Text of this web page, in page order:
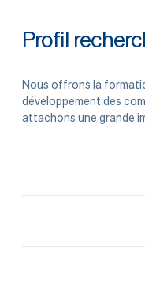
Profil
Nous offrons la
développement des
attachons une grande